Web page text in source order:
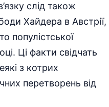
слід також
Хайдера в Австрії,
популістської
Ці факти свідчать
з котрих
перетворень від